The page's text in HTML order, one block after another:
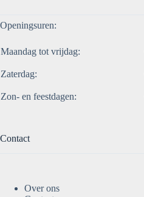
Openingsuren:
Maandag tot vrijdag:
Zaterdag:
Zon- en feestdagen:
Contact
Over ons